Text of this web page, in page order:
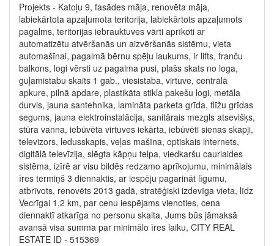
Projekts - Katoļu 9, fasādes māja, renovēta māja,
labiekārtota apzaļumota teritorija, labiekārtots apzaļumots
pagalms, teritorijas iebrauktuves vārti aprīkoti ar
automatizētu atvēršanās un aizvēršanās sistēmu, vieta
automašīnai, pagalmā bērnu spēļu laukums, ir lifts, franču
balkons, logi vērsti uz pagalma pusi, plašs skats no loga,
guļamistabu skaits 1 gab., viesistaba, virtuve, centrālā
apkure, pilnā apdare, plastikāta stikla pakešu logi, metāla
durvis, jauna santehnika, lamināta parketa grīda, flīžu grīdas
segums, jauna elektroinstalācija, sanitārais mezgls atsevišķs,
stūra vanna, iebūvēta virtuves iekārta, iebūvēti sienas skapji,
televizors, ledusskapis, veļas mašīna, optiskais internets,
digitālā televīzija, slēgta kāpņu telpa, viedkaršu caurlaides
sistēma, izīrē ar visu bildēs redzamo aprīkojumu, minimālais
īres termiņš 3 diennaktis, ar iespēju pagarināt līgumu,
atbrīvots, renovēts 2013 gadā, stratēģiski izdevīga vieta, līdz
Vecrīgai 1,2 km, par cenu iespējams vienoties, cena
diennaktī atkarīga no personu skaita, Jums būs jāmaksā
avansā visa summa par minimālo īres laiku, CITY REAL
ESTATE ID - 515369